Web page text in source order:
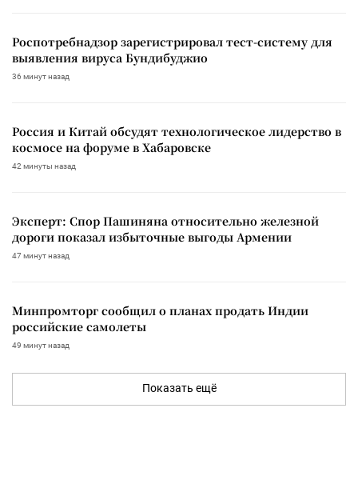
Роспотребнадзор зарегистрировал тест-систему для
выявления вируса Бундибуджио
36 минут назад
Россия и Китай обсудят технологическое лидерство в
космосе на форуме в Хабаровске
42 минуты назад
Эксперт: Спор Пашиняна относительно железной
дороги показал избыточные выгоды Армении
47 минут назад
Минпромторг сообщил о планах продать Индии
российские самолеты
49 минут назад
Показать ещё